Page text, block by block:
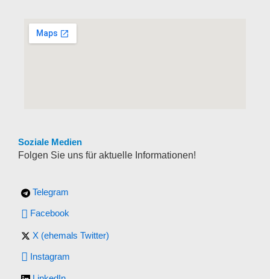
Soziale Medien
Folgen Sie uns für aktuelle Informationen!
Telegram
Facebook
X (ehemals Twitter)
Instagram